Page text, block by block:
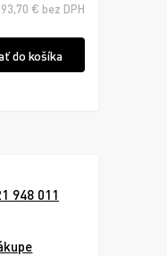
93,70 € bez DPH
do košíka
948 011